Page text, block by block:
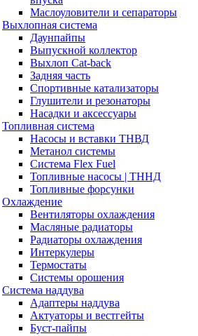
Маслоуловители и сепараторы
Выхлопная система
Даунпайпы
Выпускной коллектор
Выхлоп Cat-back
Задняя часть
Спортивные катализаторы
Глушители и резонаторы
Насадки и аксессуары
Топливная система
Насосы и вставки ТНВД
Метанол системы
Система Flex Fuel
Топливные насосы | ТННД
Топливные форсунки
Охлаждение
Вентиляторы охлаждения
Масляные радиаторы
Радиаторы охлаждения
Интеркулеры
Термостаты
Системы орошения
Система наддува
Адаптеры наддува
Актуаторы и вестгейты
Буст-пайпы